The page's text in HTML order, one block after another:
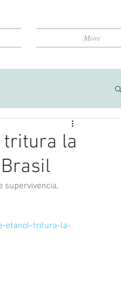
More
tritura la
supervivencia,
etanol-tritura-la-